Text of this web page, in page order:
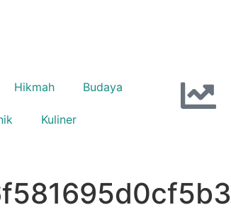
Hikmah Budaya
Kuliner